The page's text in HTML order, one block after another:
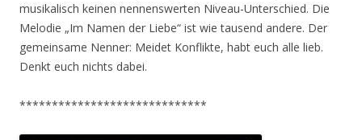
musikalisch keinen nennenswerten Niveau-Unterschied. Die
Melodie „Im Namen der Liebe“ ist wie tausend andere. Der
gemeinsame Nenner: Meidet Konflikte, habt euch alle lieb.
Denkt euch nichts dabei.
*****************************